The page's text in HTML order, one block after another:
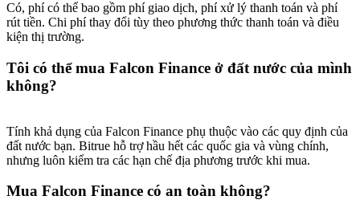
Có, phí có thể bao gồm phí giao dịch, phí xử lý thanh toán và phí
rút tiền. Chi phí thay đổi tùy theo phương thức thanh toán và điều
kiện thị trường.
Tôi có thể mua Falcon Finance ở đất nước của mình
không?
Tính khả dụng của Falcon Finance phụ thuộc vào các quy định của
đất nước bạn. Bitrue hỗ trợ hầu hết các quốc gia và vùng chính,
nhưng luôn kiểm tra các hạn chế địa phương trước khi mua.
Mua Falcon Finance có an toàn không?